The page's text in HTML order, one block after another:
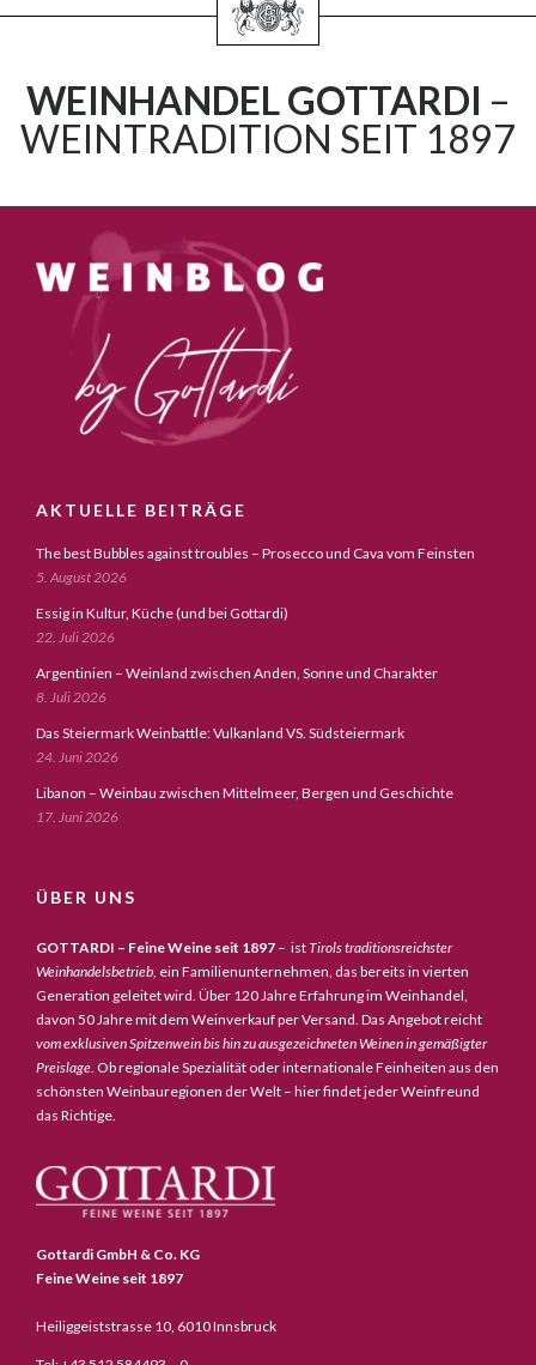
WEINHANDEL GOTTARDI –
WEINTRADITION SEIT 1897
AKTUELLE BEITRÄGE
The best Bubbles against troubles – Prosecco und Cava vom Feinsten
5. August 2026
Essig in Kultur, Küche (und bei Gottardi)
22. Juli 2026
Argentinien – Weinland zwischen Anden, Sonne und Charakter
8. Juli 2026
Das Steiermark Weinbattle: Vulkanland VS. Südsteiermark
24. Juni 2026
Libanon – Weinbau zwischen Mittelmeer, Bergen und Geschichte
17. Juni 2026
ÜBER UNS
GOTTARDI – Feine Weine seit 1897 – istTirols traditionsreichster
Weinhandelsbetrieb, ein Familienunternehmen, das bereits in vierten
Generation geleitet wird. Über 120 Jahre Erfahrung im Weinhandel,
davon 50 Jahre mit dem Weinverkauf per Versand. Das Angebot reicht
vom exklusiven Spitzenwein bis hin zu ausgezeichneten Weinen in gemäßigter
Preislage. Ob regionale Spezialität oder internationale Feinheiten aus den
schönsten Weinbauregionen der Welt – hier findet jeder Weinfreund
das Richtige.
Gottardi GmbH & Co. KG
Feine Weine seit 1897
Heiliggeiststrasse 10, 6010 Innsbruck